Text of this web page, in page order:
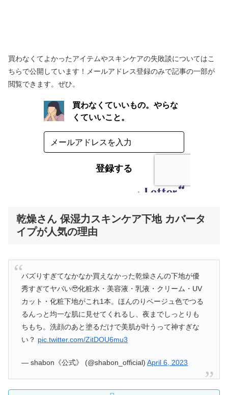
買わなくてよかったアイテムやスキンケアの失敗談についてはこ
ちらで公開しています！メールアドレス登録のみで記事の一部が
閲覧できます。ぜひ。
乾燥さん 保湿力スキンケア下地 カバータ
イプが人気の理由
バズりすぎてなかなか買えなかった乾燥さんの下地が優
秀すぎてヤバい🥹化粧水・美容液・乳液・クリーム・UV
カット・化粧下地がこれ1本。ほんのりベージュ色でつる
るんっと均一な肌に見せてくれるし、夜までしっとりも
ちもち。洗顔のあと塗るだけで美肌が叶うって神すぎな
い？ pic.twitter.com/ZitDOU6mu3
— shabon《公式》 (@shabon_official)April 6, 2023